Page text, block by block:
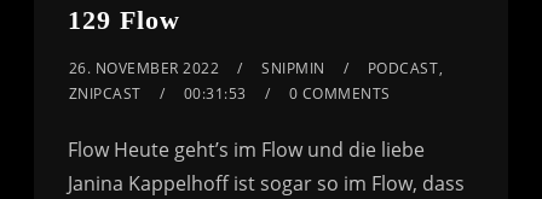
129 Flow
26. NOVEMBER 2022 SNIPMIN PODCAST,
ZNIPCAST
00:31:53 0 COMMENTS
Flow Heute geht’s im Flow und die liebe
Janina Kappelhoff ist sogar so im Flow, dass